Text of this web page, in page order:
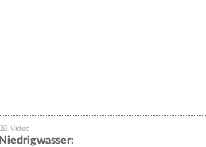
Niedrigwasser: